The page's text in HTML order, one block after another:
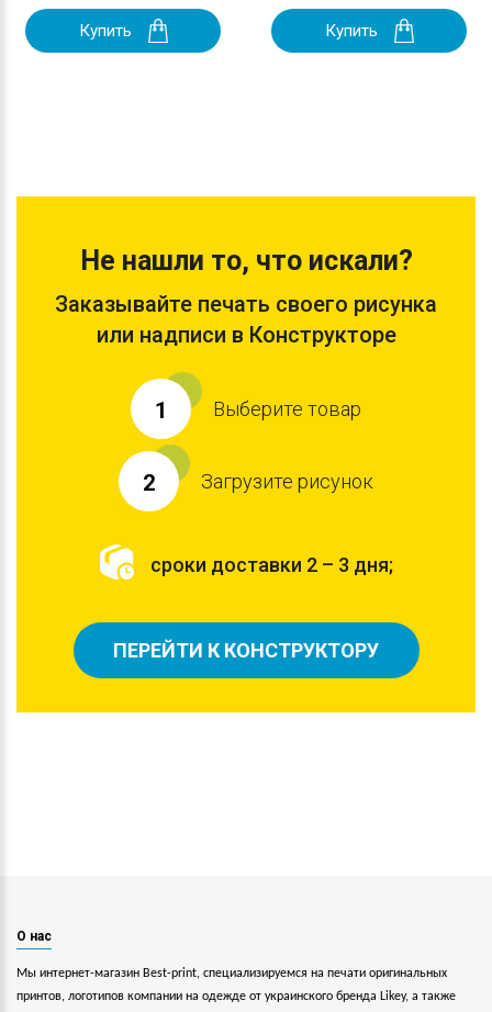
Купить Купить
Не нашли то, что искали?
Заказывайте печать своего рисунка
или надписи в Конструкторе
1 Выберите товар
2 Загрузите рисунок
сроки доставки 2 – 3 дня;
ПЕРЕЙТИ К КОНСТРУКТОРУ
О нас
Мы интернет-магазин Best-print, специализируемся на печати оригинальных
принтов, логотипов компании на одежде от украинского бренда Likey, а также